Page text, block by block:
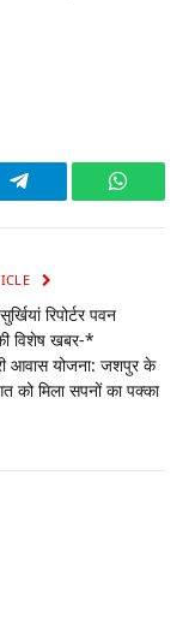
Telegram
रिपोर्टर पवन
विशेष खबर-*
आवास योजना: जशपुर के
को मिला सपनों का पक्का